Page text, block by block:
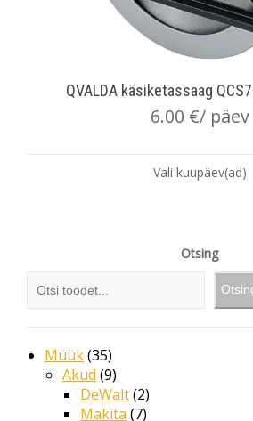
QVALDA käsiketassaag
6.00 €/ päev
Vali kuupäev(ad)
Otsing
Müük 35
Akud 9
DeWalt 2
Makita 7